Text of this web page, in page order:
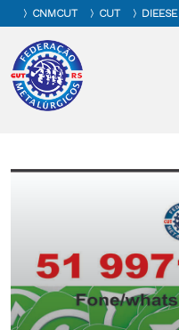
CNMCUT CUT DIEESE